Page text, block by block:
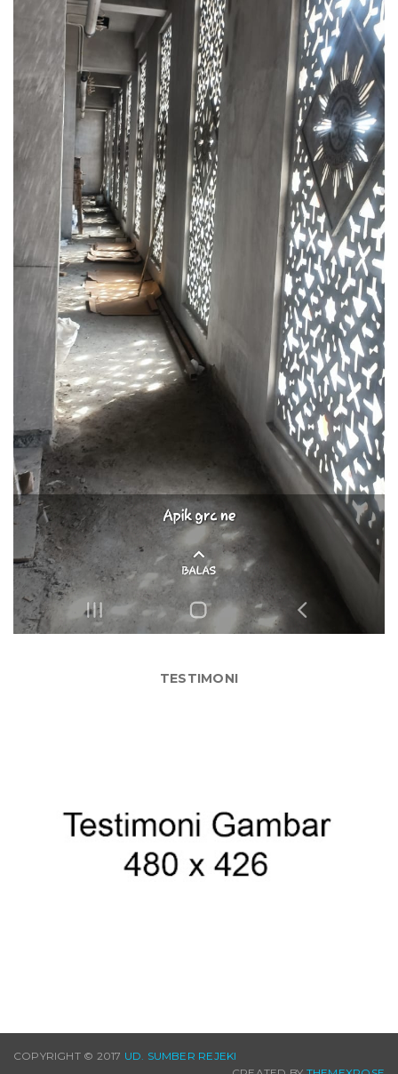
TESTIMONI
COPYRIGHT © 2017 UD. SUMBER REJEKI